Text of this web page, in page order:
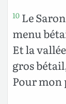
10 Le
menu
Et la
gros
Pour mon